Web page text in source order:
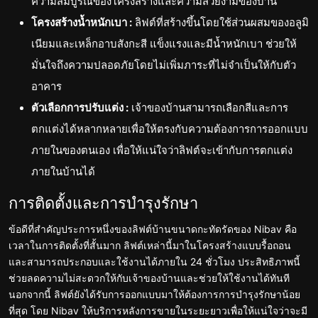
โครงสร้างน้ำหนักเบา : ลิฟต์ที่สร้างขึ้นโดยใช้ส่วนผสมของอลูมิ
เนียมและเหล็กอาบสังกะสี แข็งแรงและมีน้ำหนักเบา ช่วยให้
มั่นใจถึงความปลอดภัยโดยไม่เพิ่มภาระที่ไม่จำเป็นให้กับตัว
อาคาร
ตัวเลือกการปรับแต่ง : เจ้าของบ้านสามารถเลือกสีและการ
ตกแต่งได้หลากหลายเพื่อให้ตรงกับความต้องการการออกแบบ
ภายในของตนเอง เพื่อให้แน่ใจว่าลิฟต์จะเข้ากับการตกแต่ง
ภายในบ้านได้
การติดตั้งและการบำรุงรักษา
ข้อดีที่สำคัญประการหนึ่งของลิฟต์บ้านขนาดกะทัดรัดของ Nibav คือ
เวลาในการติดตั้งที่สั้นมาก ลิฟต์เหล่านี้มาในโครงสร้างแบบรื้อถอน
และสามารถประกอบและใช้งานได้ภายใน 24 ชั่วโมง ประสิทธิภาพนี้
ช่วยลดความไม่สะดวกให้กับเจ้าของบ้านและช่วยให้ใช้งานได้ทันที
นอกจากนี้ ลิฟต์ยังได้รับการออกแบบมาให้ต้องการการบำรุงรักษาน้อย
ที่สุด โดย Nibav ให้บริการหลังการขายในระยะยาวเพื่อให้แน่ใจว่าจะมี